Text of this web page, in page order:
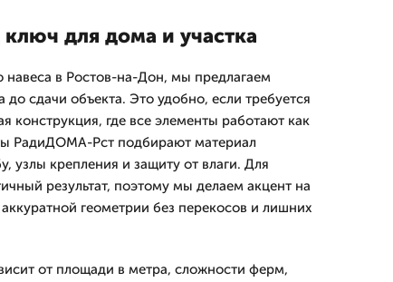
для дома и участка
навеса в Ростов-на-Дон, мы предлагаем
сдачи объекта. Это удобно, если требуется
конструкция, где все элементы работают как
РадиДОМА-Рст подбирают материал
узлы крепления и защиту от влаги. Для
результат, поэтому мы делаем акцент на
геометрии без перекосов и лишних
от площади в метра, сложности ферм,